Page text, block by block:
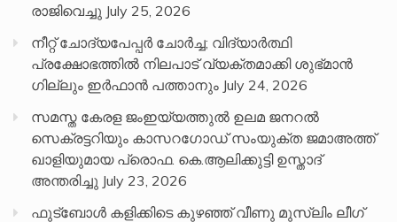
രാജിവെച്ചു July 25, 2026
നീറ്റ് ചോദ്യപേപ്പര്‍ ചോര്‍ച്ച; വിദ്യാർത്ഥി
പ്രക്ഷോഭത്തിൽ നിലപാട് വ്യക്തമാക്കി ശുഭ്മാൻ
ഗില്ലും ഇർഫാൻ പത്താനും July 24, 2026
സമസ്ത കേരള ജംഇയ്യത്തുൽ ഉലമ ജനറൽ
സെക്രട്ടറിയും കാസറഗോഡ് സംയുക്ത ജമാഅത്ത്
ഖാളിയുമായ പ്രൊഫ. കെ.ആലിക്കുട്ടി ഉസ്താദ്
അന്തരിച്ചു July 23, 2026
ഫുട്ബോൾ കളിക്കിടെ കുഴഞ്ഞ് വീണു മുസ്ലിം ലീഗ്